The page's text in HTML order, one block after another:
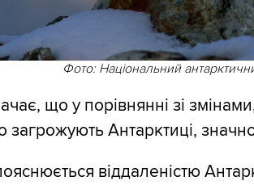
Фото: Національний
що у порівнянні зі
загрожують Антарктиці,
віддаленістю